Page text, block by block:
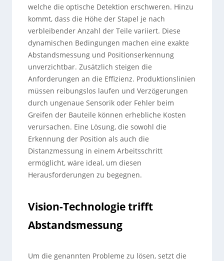
welche die optische Detektion erschweren. Hinzu
kommt, dass die Höhe der Stapel je nach
verbleibender Anzahl der Teile variiert. Diese
dynamischen Bedingungen machen eine exakte
Abstandsmessung und Positionserkennung
unverzichtbar. Zusätzlich steigen die
Anforderungen an die Effizienz. Produktionslinien
müssen reibungslos laufen und Verzögerungen
durch ungenaue Sensorik oder Fehler beim
Greifen der Bauteile können erhebliche Kosten
verursachen. Eine Lösung, die sowohl die
Erkennung der Position als auch die
Distanzmessung in einem Arbeitsschritt
ermöglicht, wäre ideal, um diesen
Herausforderungen zu begegnen.
Vision-Technologie trifft
Abstandsmessung
Um die genannten Probleme zu lösen, setzt die